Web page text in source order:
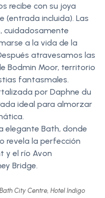
recibe con su joya
(entrada incluida). Las
cuidadosamente
a la vida de la
atravesamos las
Bodmin Moor, territorio
fantasmales.
por Daphne du
ideal para almorzar
elegante Bath, donde
revela la perfección
y el río Avon
Bridge.
City Centre, Hotel Indigo